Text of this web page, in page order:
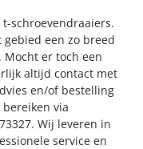
schroevendraaiers.
gebied een zo breed
er toch een
altijd contact met
en/of bestelling
via
Wij leveren in
service en